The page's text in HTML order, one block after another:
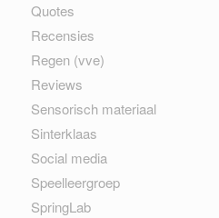
Quotes
Recensies
Regen (vve)
Reviews
Sensorisch materiaal
Sinterklaas
Social media
Speelleergroep
SpringLab